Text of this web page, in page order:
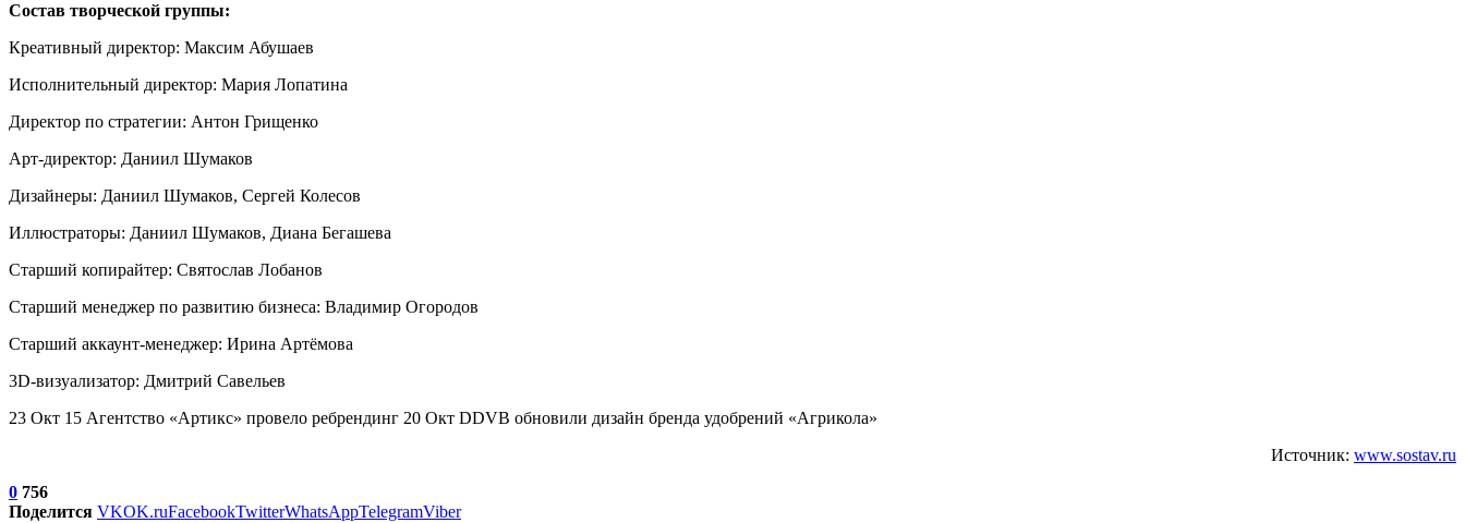
Состав творческой группы:
Креативный директор: Максим Абушаев
Исполнительный директор: Мария Лопатина
Директор по стратегии: Антон Грищенко
Арт-директор: Даниил Шумаков
Дизайнеры: Даниил Шумаков, Сергей Колесов
Иллюстраторы: Даниил Шумаков, Диана Бегашева
Старший копирайтер: Святослав Лобанов
Старший менеджер по развитию бизнеса: Владимир Огородов
Старший аккаунт-менеджер: Ирина Артёмова
3D-визуализатор: Дмитрий Савельев
23 Окт 15 Агентство «Артикс» провело ребрендинг 20 Окт DDVB обновили дизайн бренда удобрений «Агрикола»
Источник: www.sostav.ru
0 756
Поделится VKOK.ruFacebookTwitterWhatsAppTelegramViber